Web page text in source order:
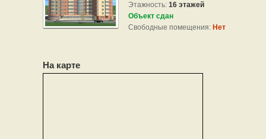
Этажность: 16 этажей
Объект сдан
Свободные помещения: Нет
На карте